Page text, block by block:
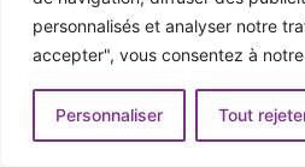
personnalisés et analyser notre
accepter", vous consentez à
Personnaliser Tout
Twin Temple se produit au
sa tournée de l’automne